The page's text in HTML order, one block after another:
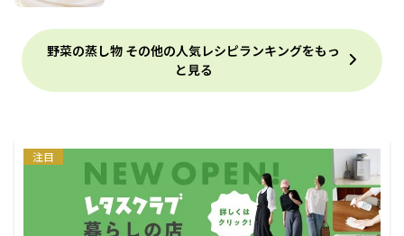
野菜の蒸し物 その他の人気レシピランキングをもっ
と見る
注目